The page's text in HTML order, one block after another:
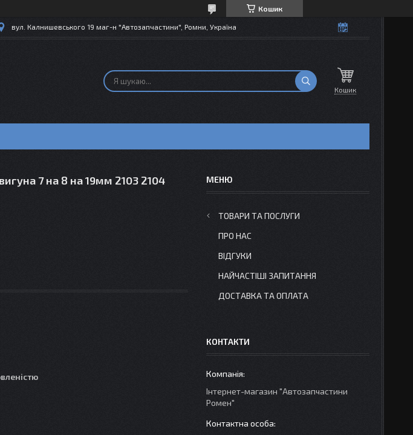
Кошик
вул. Калнишевського 19 маг-н "Автозапчастини", Ромни, Україна
Кошик
7 на 8 на 19мм 2103 2104
ТОВАРИ ТА ПОСЛУГИ
ПРО НАС
ВІДГУКИ
НАЙЧАСТІШІ ЗАПИТАННЯ
ДОСТАВКА ТА ОПЛАТА
КОНТАКТИ
Інтернет-магазин "Автозапчастини
Ромен"